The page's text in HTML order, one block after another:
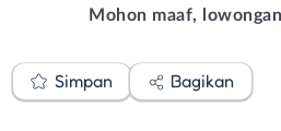
Mohon maaf,
Simpan Bagikan